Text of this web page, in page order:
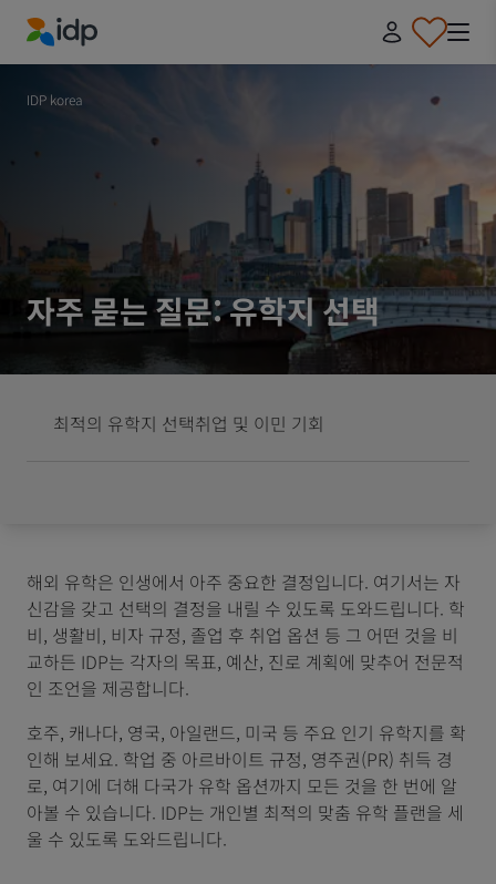
IDP Education
IDP korea
자주 묻는 질문: 유학지 선택
최적의 유학지 선택취업 및 이민 기회
해외 유학은 인생에서 아주 중요한 결정입니다. 여기서는 자
신감을 갖고 선택의 결정을 내릴 수 있도록 도와드립니다. 학
비, 생활비, 비자 규정, 졸업 후 취업 옵션 등 그 어떤 것을 비
교하든 IDP는 각자의 목표, 예산, 진로 계획에 맞추어 전문적
인 조언을 제공합니다.
호주, 캐나다, 영국, 아일랜드, 미국 등 주요 인기 유학지를 확
인해 보세요. 학업 중 아르바이트 규정, 영주권(PR) 취득 경
로, 여기에 더해 다국가 유학 옵션까지 모든 것을 한 번에 알
아볼 수 있습니다. IDP는 개인별 최적의 맞춤 유학 플랜을 세
울 수 있도록 도와드립니다.